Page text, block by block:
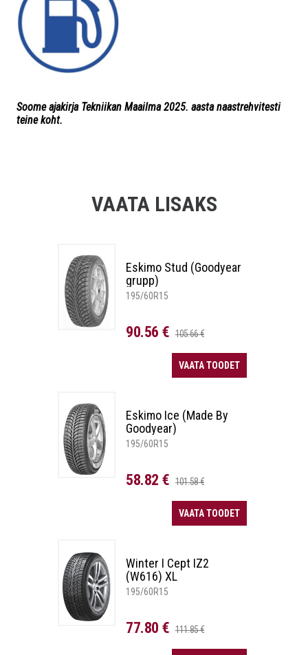
Soome ajakirja Tekniikan Maailma2025. aasta naastrehvitesti
teine koht.
VAATA LISAKS
Eskimo Stud (Goodyear
grupp)
195/60R15
90.56 € 105.66 €
VAATA TOODET
Eskimo Ice (Made By
Goodyear)
195/60R15
58.82 € 101.58 €
VAATA TOODET
Winter I Cept IZ2
(W616) XL
195/60R15
77.80 € 111.85 €